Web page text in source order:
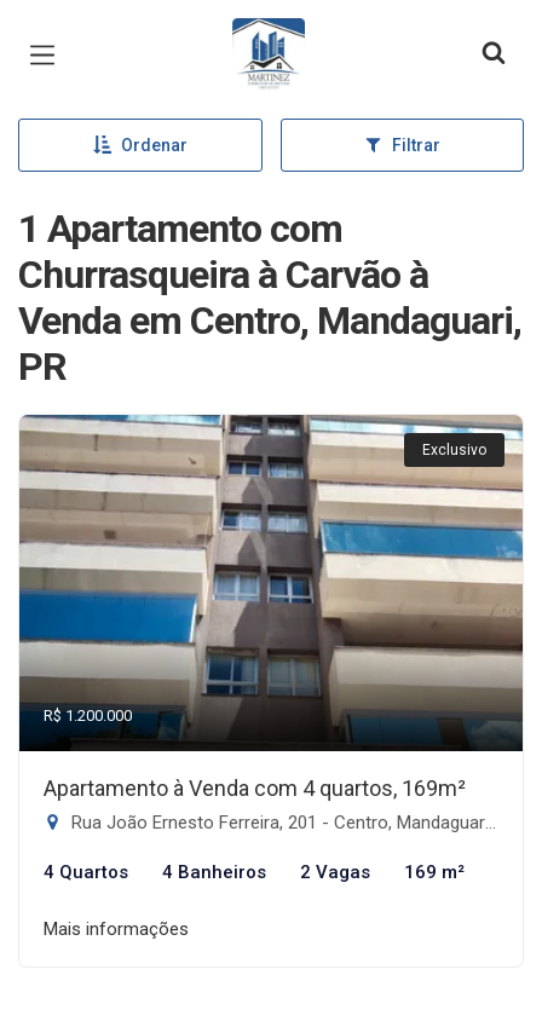
Página inicial
Ordenar Filtrar
1 Apartamento com
Churrasqueira à Carvão à
Venda em Centro, Mandaguari,
PR
Exclusivo
R$ 1.200.000
Apartamento à Venda com 4 quartos, 169m²
Rua João Ernesto Ferreira, 201 - Centro, Mandaguari-PR
4 Quartos 4 Banheiros 2 Vagas 169 m²
Mais informações